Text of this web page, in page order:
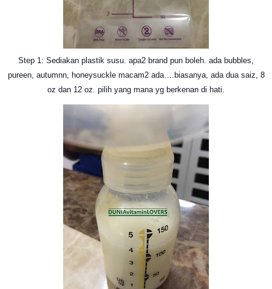
Step 1: Sediakan plastik susu. apa2 brand pun boleh. ada bubbles,
pureen, autumnn, honeysuckle macam2 ada….biasanya, ada dua saiz, 8
oz dan 12 oz. pilih yang mana yg berkenan di hati.